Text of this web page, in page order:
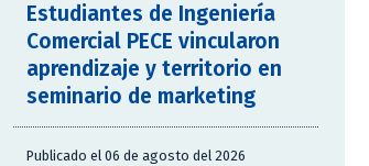
Estudiantes de Ingeniería
Comercial PECE vincularon
aprendizaje y territorio en
seminario de marketing
Publicado el 06 de agosto del 2026